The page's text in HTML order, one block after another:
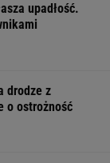
upadłość.
drodze z
o ostrożność